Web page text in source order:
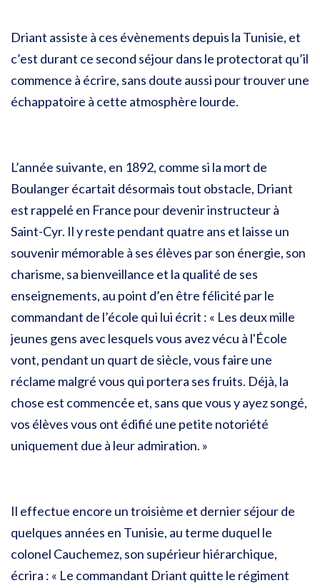
Driant assiste à ces évènements depuis la Tunisie, et
c’est durant ce second séjour dans le protectorat qu’il
commence à écrire, sans doute aussi pour trouver une
échappatoire à cette atmosphère lourde.
L’année suivante, en 1892, comme si la mort de
Boulanger écartait désormais tout obstacle, Driant
est rappelé en France pour devenir instructeur à
Saint-Cyr. Il y reste pendant quatre ans et laisse un
souvenir mémorable à ses élèves par son énergie, son
charisme, sa bienveillance et la qualité de ses
enseignements, au point d’en être félicité par le
commandant de l’école qui lui écrit : « Les deux mille
jeunes gens avec lesquels vous avez vécu à l'École
vont, pendant un quart de siècle, vous faire une
réclame malgré vous qui portera ses fruits. Déjà, la
chose est commencée et, sans que vous y ayez songé,
vos élèves vous ont édifié une petite notoriété
uniquement due à leur admiration. »
Il effectue encore un troisième et dernier séjour de
quelques années en Tunisie, au terme duquel le
colonel Cauchemez, son supérieur hiérarchique,
écrira : « Le commandant Driant quitte le régiment